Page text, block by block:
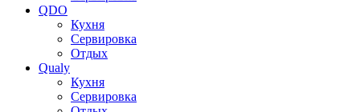
QDO
Кухня
Сервировка
Отдых
Qualy
Кухня
Сервировка